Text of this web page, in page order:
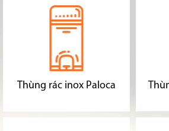
Thùng rác inox Paloca